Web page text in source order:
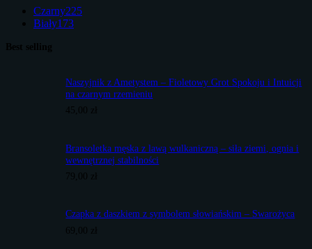
Czarny225
Biały173
Best selling
Naszyjnik z Ametystem – Fioletowy Grot Spokoju i Intuicji
na czarnym rzemieniu
45,00 zł
Bransoletka męska z lawą wulkaniczną – siła ziemi, ognia i
wewnętrznej stabilności
79,00 zł
Czapka z daszkiem z symbolem słowiańskim – Swarożyca
69,00 zł